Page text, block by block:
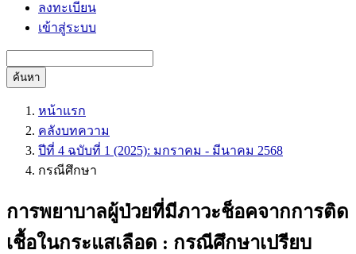
ลงทะเบียน
เข้าสู่ระบบ
ค้นหา
หน้าแรก
คลังบทความ
ปีที่ 4 ฉบับที่ 1 (2025): มกราคม - มีนาคม 2568
กรณีศึกษา
การพยาบาลผู้ป่วยที่มีภาวะช็อคจากการติด
เชื้อในกระแสเลือด : กรณีศึกษาเปรียบ